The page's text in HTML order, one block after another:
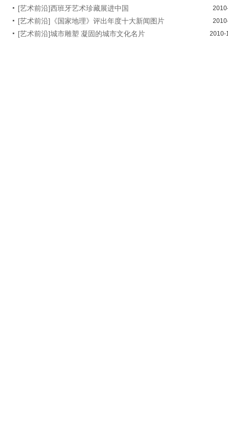
[艺术前沿]西班牙艺术珍藏展进中国
[艺术前沿]《国家地理》评出年度十大新闻图片
[艺术前沿]城市雕塑 凝固的城市文化名片 2010-